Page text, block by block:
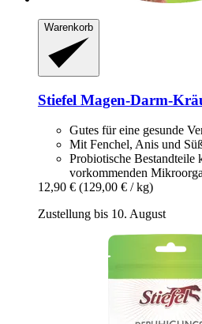
Warenkorb
Stiefel Magen-​Darm-​
Gutes für eine gesunde
Mit Fenchel, Anis und
Probiotische Bestandteile
vorkommenden
12,90 € (129,00 € / kg)
Zustellung bis 10. August